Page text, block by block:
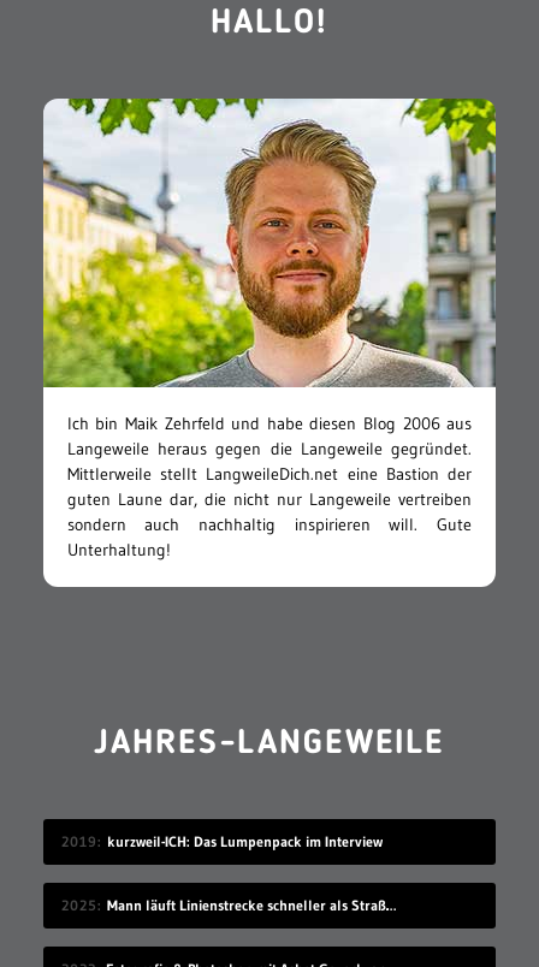
HALLO!
Ich bin Maik Zehrfeld und habe diesen Blog 2006 aus
Langeweile heraus gegen die Langeweile gegründet.
Mittlerweile stellt LangweileDich.net eine Bastion der
guten Laune dar, die nicht nur Langeweile vertreiben
sondern auch nachhaltig inspirieren will. Gute
Unterhaltung!
JAHRES-LANGEWEILE
2019 kurzweil-ICH: Das Lumpenpack im Interview
2025 Mann läuft Linienstrecke schneller als Straßenbahn